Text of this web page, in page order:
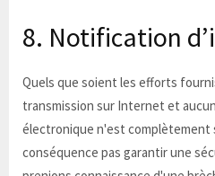
8. Notification
Quels que soient les efforts
transmission sur Internet et
électronique n'est complètement
conséquence pas garantir une